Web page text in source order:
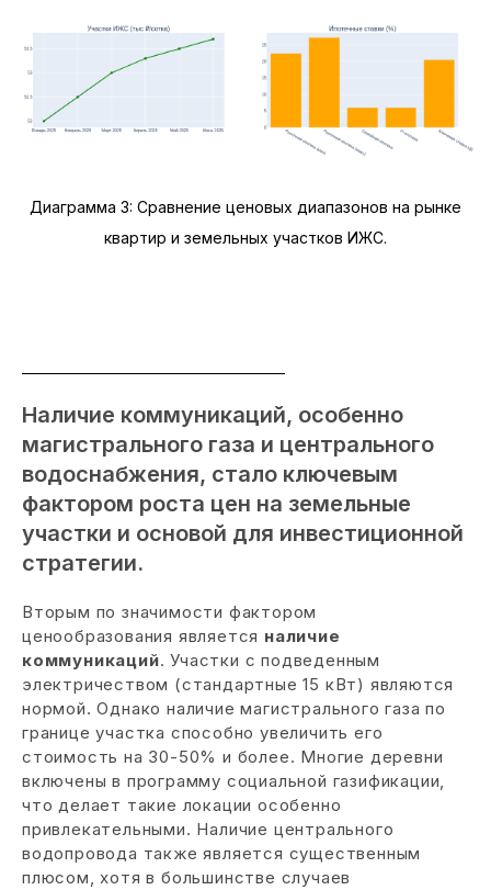
Диаграмма 3: Сравнение ценовых диапазонов на рынке
квартир и земельных участков ИЖС.
Наличие коммуникаций, особенно
магистрального газа и центрального
водоснабжения, стало ключевым
фактором роста цен на земельные
участки и основой для инвестиционной
стратегии.
Вторым по значимости фактором
ценообразования является наличие
коммуникаций. Участки с подведенным
электричеством (стандартные 15 кВт) являются
нормой. Однако наличие магистрального газа по
границе участка способно увеличить его
стоимость на 30-50% и более. Многие деревни
включены в программу социальной газификации,
что делает такие локации особенно
привлекательными. Наличие центрального
водопровода также является существенным
плюсом, хотя в большинстве случаев